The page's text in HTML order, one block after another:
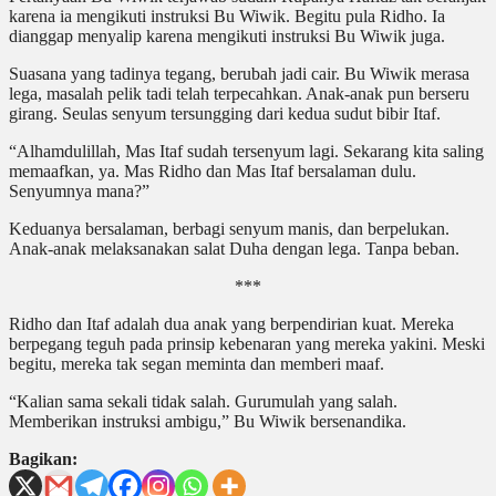
karena ia mengikuti instruksi Bu Wiwik. Begitu pula Ridho. Ia
dianggap menyalip karena mengikuti instruksi Bu Wiwik juga.
Suasana yang tadinya tegang, berubah jadi cair. Bu Wiwik merasa
lega, masalah pelik tadi telah terpecahkan. Anak-anak pun berseru
girang. Seulas senyum tersungging dari kedua sudut bibir Itaf.
“Alhamdulillah, Mas Itaf sudah tersenyum lagi. Sekarang kita saling
memaafkan, ya. Mas Ridho dan Mas Itaf bersalaman dulu.
Senyumnya mana?”
Keduanya bersalaman, berbagi senyum manis, dan berpelukan.
Anak-anak melaksanakan salat Duha dengan lega. Tanpa beban.
***
Ridho dan Itaf adalah dua anak yang berpendirian kuat. Mereka
berpegang teguh pada prinsip kebenaran yang mereka yakini. Meski
begitu, mereka tak segan meminta dan memberi maaf.
“Kalian sama sekali tidak salah. Gurumulah yang salah.
Memberikan instruksi ambigu,” Bu Wiwik bersenandika.
Bagikan: